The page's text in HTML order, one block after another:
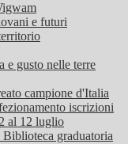
e futuri
e gusto nelle terre
campione d'Italia
iscrizioni
al 12 luglio
graduatoria